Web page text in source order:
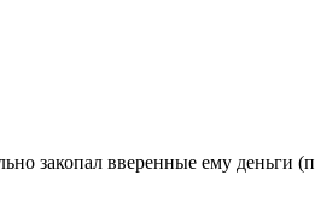
закопал вверенные ему деньги